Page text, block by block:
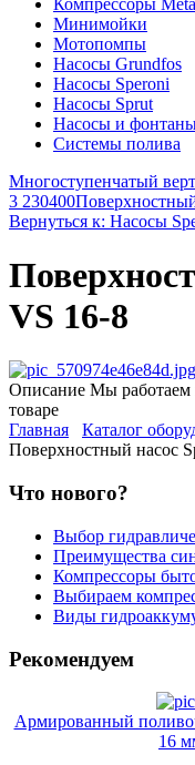
Минимойки
Мотопомпы
Насосы Grundfos
Насосы Speroni
Насосы Sprut
Насосы и
Системы полива
Многоступенчатый
3 230400
Вернуться к: Насосы
VS 16-8
Описание Мы работаем
товаре
Главная
Каталог
Поверхностный насос
Что нового?
Выбор
Преимущества
Компрессоры
Выбираем
Виды
Рекомендуем
Армированный
16